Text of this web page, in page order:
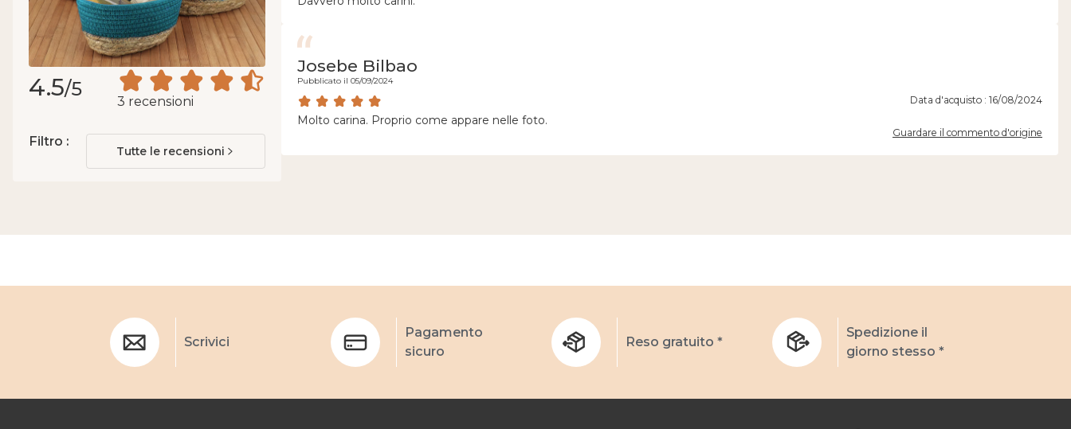
4.5/5
3 recensioni
Filtro :
Tutte le recensioni
Josebe Bilbao
Pubblicato il 05/09/2024
Data d'acquisto : 16/08/2024
Molto carina. Proprio come appare nelle foto.
Guardare il commento d'origine
Scrivici
Pagamento
sicuro
Reso gratuito *
Spedizione il
giorno stesso *